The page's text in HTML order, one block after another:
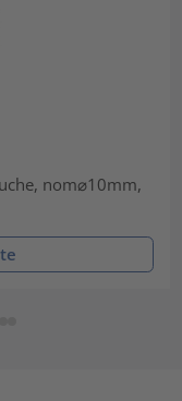
nom⌀10mm,